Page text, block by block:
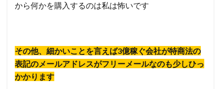
から何かを購入するのは私は怖いです
その他、細かいことを言えば3億稼ぐ会社が特商法の
表記のメールアドレスがフリーメールなのも少しひっ
かかります